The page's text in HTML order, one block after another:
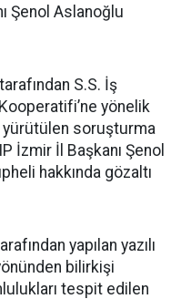
Şenol Aslanoğlu
S.S. İş
yönelik
yürütülen soruşturma
İzmir İl Başkanı Şenol
hakkında gözaltı
yapılan yazılı
bilirkişi
tespit edilen